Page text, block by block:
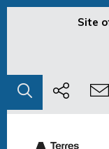
Site